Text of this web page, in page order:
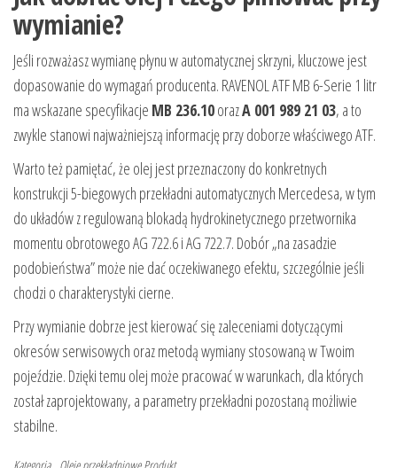
wymianie?
Jeśli rozważasz wymianę płynu w automatycznej skrzyni, kluczowe jest
dopasowanie do wymagań producenta. RAVENOL ATF MB 6-Serie 1 litr
ma wskazane specyfikacje MB 236.10orazA 001 989 21 03, a to
zwykle stanowi najważniejszą informację przy doborze właściwego ATF.
Warto też pamiętać, że olej jest przeznaczony do konkretnych
konstrukcji 5-biegowych przekładni automatycznych Mercedesa, w tym
do układów z regulowaną blokadą hydrokinetycznego przetwornika
momentu obrotowego AG 722.6 i AG 722.7. Dobór „na zasadzie
podobieństwa” może nie dać oczekiwanego efektu, szczególnie jeśli
chodzi o charakterystyki cierne.
Przy wymianie dobrze jest kierować się zaleceniami dotyczącymi
okresów serwisowych oraz metodą wymiany stosowaną w Twoim
pojeździe. Dzięki temu olej może pracować w warunkach, dla których
został zaprojektowany, a parametry przekładni pozostaną możliwie
stabilne.